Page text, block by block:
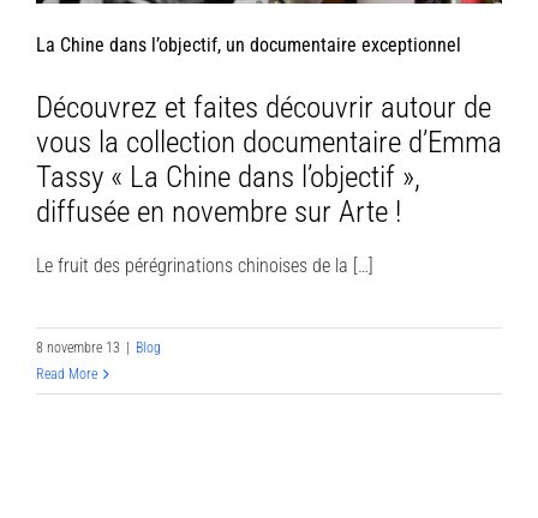
La Chine dans l’objectif, un documentaire exceptionnel
Découvrez et faites découvrir autour de
vous la collection documentaire d’Emma
Tassy « La Chine dans l’objectif »,
diffusée en novembre sur Arte !
Le fruit des pérégrinations chinoises de la […]
8 novembre 13
Blog
Read More